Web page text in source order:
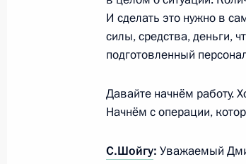
Совещание по
5 сентября 2011 года, 15:00
Поздравление
И сделать это нужно в
силы, средства, деньги,
подготовленный
Давайте начнём работу.
Начнём с операции,
С.Шойгу: Уважаемый